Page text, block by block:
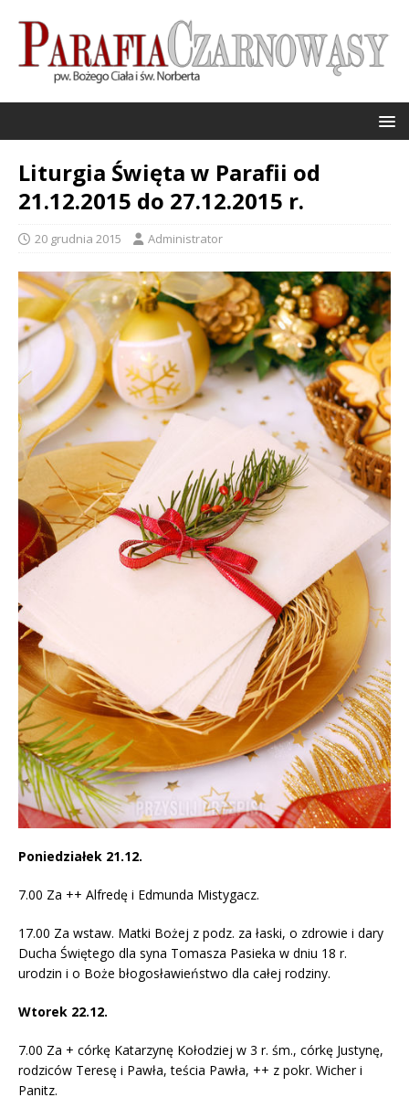
Liturgia Święta w Parafii od
21.12.2015 do 27.12.2015 r.
20 grudnia 2015 Administrator
Poniedziałek 21.12.
7.00 Za ++ Alfredę i Edmunda Mistygacz.
17.00 Za wstaw. Matki Bożej z podz. za łaski, o zdrowie i dary
Ducha Świętego dla syna Tomasza Pasieka w dniu 18 r.
urodzin i o Boże błogosławieństwo dla całej rodziny.
Wtorek 22.12.
7.00 Za + córkę Katarzynę Kołodziej w 3 r. śm., córkę Justynę,
rodziców Teresę i Pawła, teścia Pawła, ++ z pokr. Wicher i
Panitz.